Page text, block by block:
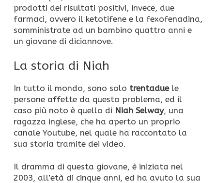
prodotti dei risultati positivi, invece, due
farmaci, ovvero il ketotifene e la fexofenadina,
somministrate ad un bambino quattro anni e
un giovane di diciannove.
La storia di Niah
In tutto il mondo, sono solo trentaduele
persone affette da questo problema, ed il
caso più noto è quello di Niah Selway, una
ragazza inglese, che ha aperto un proprio
canale Youtube, nel quale ha raccontato la
sua storia tramite dei video.
Il dramma di questa giovane, è iniziata nel
2003, all’età di cinque anni, ed ha avuto la sua